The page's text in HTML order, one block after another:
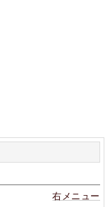
右メニュー